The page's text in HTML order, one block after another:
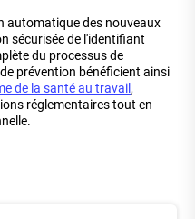
automatique des nouveaux
sécurisée de l'identifiant
du processus de
prévention bénéficient ainsi
de la santé au travail ,
réglementaires tout en